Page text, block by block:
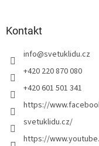
Kontakt
info@svetuklidu.cz
+420 220 870 080
+420 601 501 341
https://
svetuklidu.cz/
https://